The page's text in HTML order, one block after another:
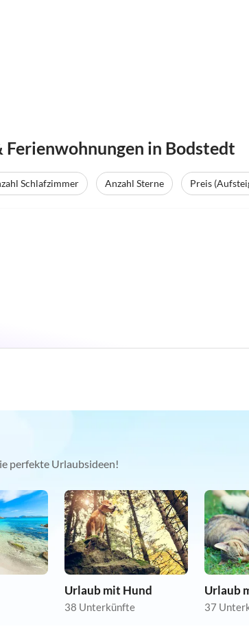
in Bodstedt
Schlafzimmer Anzahl Sterne Preis
perfekte Urlaubsideen!
Urlaub mit Hund
38 Unterkünfte
Urlaub
37